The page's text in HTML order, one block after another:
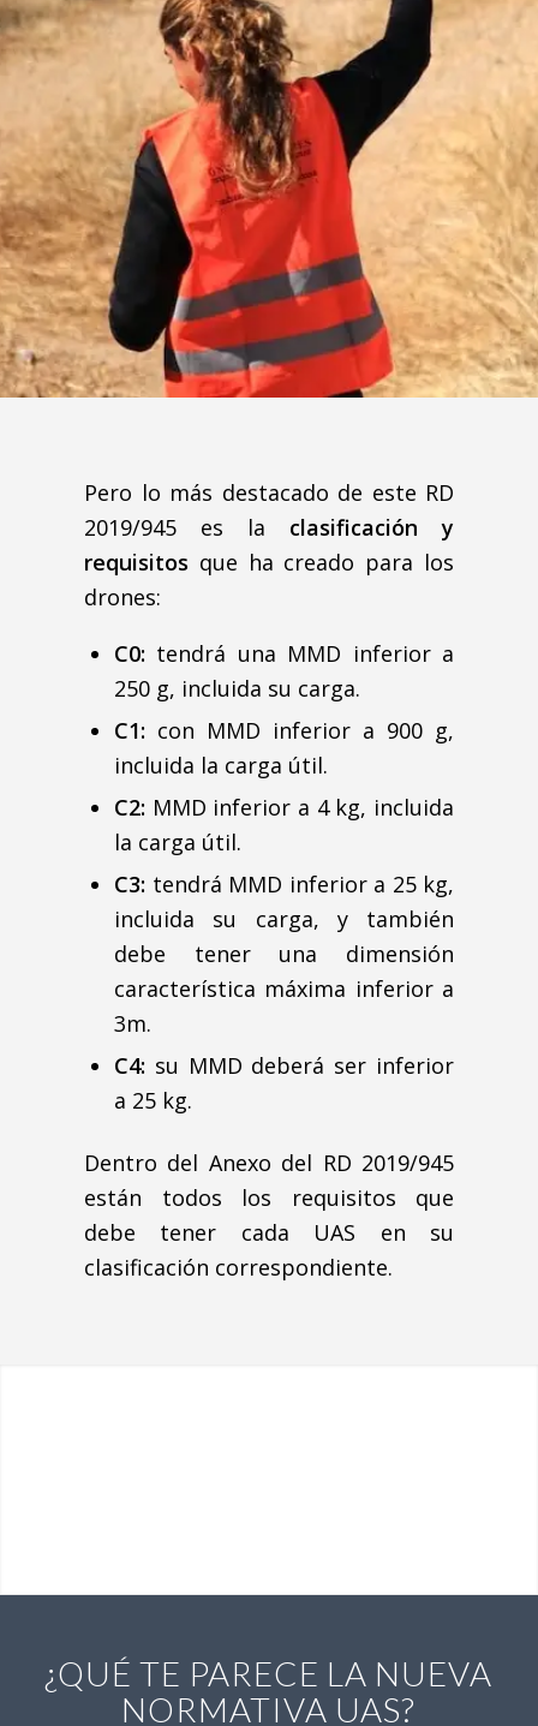
Pero lo más destacado de este RD
2019/945 es la clasificación y
requisitos que ha creado para los
drones:
C0: tendrá una MMD inferior a
250 g, incluida su carga.
C1: con MMD inferior a 900 g,
incluida la carga útil.
C2: MMD inferior a 4 kg, incluida
la carga útil.
C3: tendrá MMD inferior a 25 kg,
incluida su carga, y también
debe tener una dimensión
característica máxima inferior a
3m.
C4: su MMD deberá ser inferior
a 25 kg.
Dentro del Anexo del RD 2019/945
están todos los requisitos que
debe tener cada UAS en su
clasificación correspondiente.
¿QUÉ TE PARECE LA NUEVA
NORMATIVA UAS?